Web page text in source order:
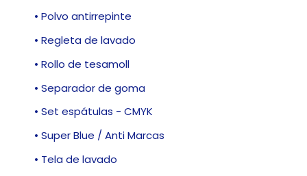
• Polvo antirrepinte
• Regleta de lavado
• Rollo de tesamoll
• Separador de goma
• Set espátulas - CMYK
• Super Blue / Anti Marcas
• Tela de lavado